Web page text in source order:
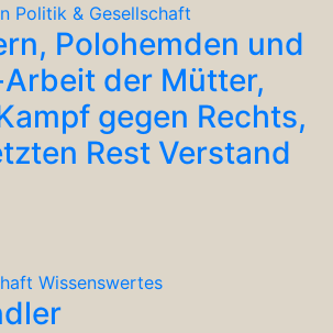
Politik & Gesellschaft
Polohemden und
der Mütter,
gegen Rechts,
Rest Verstand
Wissenswertes